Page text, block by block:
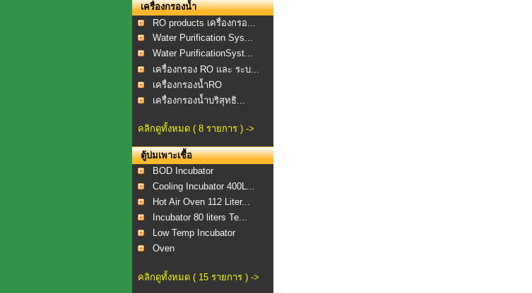
เครื่องกรองน้ำ
RO products เครื่องกรอ...
Water Purification Sys...
Water PurificationSyst...
เครื่องกรอง RO และ ระบ...
เครื่องกรองน้ำRO
เครื่องกรองน้ำบริสุทธิ...
คลิกดูทั้งหมด ( 8 รายการ ) ->
ตู้บ่มเพาะเชื้อ
BOD Incubator
Cooling Incubator 400L...
Hot Air Oven 112 Liter...
Incubator 80 liters Te...
Low Temp Incubator
Oven
คลิกดูทั้งหมด ( 15 รายการ ) ->